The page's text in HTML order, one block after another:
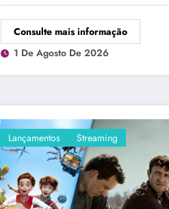
Consulte mais informação
1 De Agosto De 2026
Lançamentos Streaming